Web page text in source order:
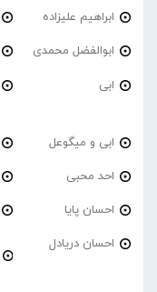
ابراهیم علیزاده
ابوالفضل محمدی
ابی
ابی و میگوعل
احد محبی
احسان پایا
احسان دریادل